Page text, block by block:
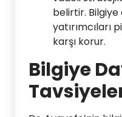
belirtir. Bilgiye
yatırımcıları
karşı korur.
Bilgiye